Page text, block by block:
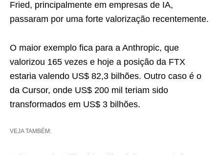
Fried, principalmente em empresas de IA,
passaram por uma forte valorização recentemente.
O maior exemplo fica para a Anthropic, que
valorizou 165 vezes e hoje a posição da FTX
estaria valendo US$ 82,3 bilhões. Outro caso é o
da Cursor, onde US$ 200 mil teriam sido
transformados em US$ 3 bilhões.
VEJA TAMBÉM: